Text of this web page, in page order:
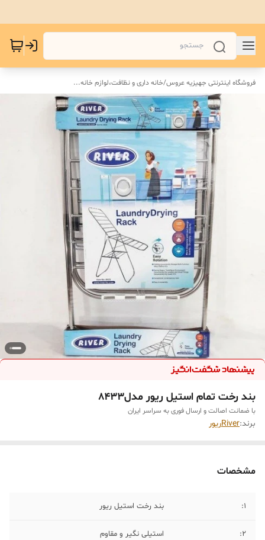
فروشگاه اینترنتی جهیزیه عروس/خانه داری و نظافت،لوازم خانه...
بند رخت تمام استیل ریور مدل۸۴۳۳
با ضمانت اصالت و ارسال فوری به سراسر ایران
برند:Riverریور
مشخصات
1: بند رخت استیل ریور
۲: استیلی نگیر و مقاوم